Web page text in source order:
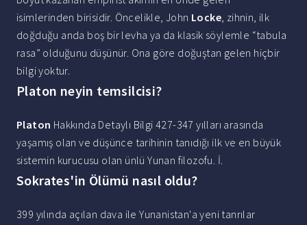
isimlerinden birisidir. Öncelikle, John Locke, zihnin, ilk
doğduğu anda boş bir levha ya da klasik söylemle “tabula
rasa” olduğunu düşünür. Ona göre doğuştan gelen hiçbir
bilgi yoktur.
Platon neyin temsilcisi?
Platon Hakkında Detaylı Bilgi 427-347 yılları arasında
yaşamış olan ve düşünce tarihinin tanıdığı ilk ve en büyük
sistemin kurucusu olan ünlü Yunan filozofu. İ.
Sokrates'in Ölümü nasıl oldu?
399 yılında açılan dava ile Yunanistan'a yeni tanrılar